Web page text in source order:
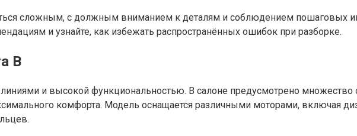
сложным, с должным вниманием к деталям и соблюдением пошаговых
и узнайте, как избежать распространённых ошибок при разборке.
B
и высокой функциональностью. В салоне предусмотрено множество
комфорта. Модель оснащается различными моторами, включая